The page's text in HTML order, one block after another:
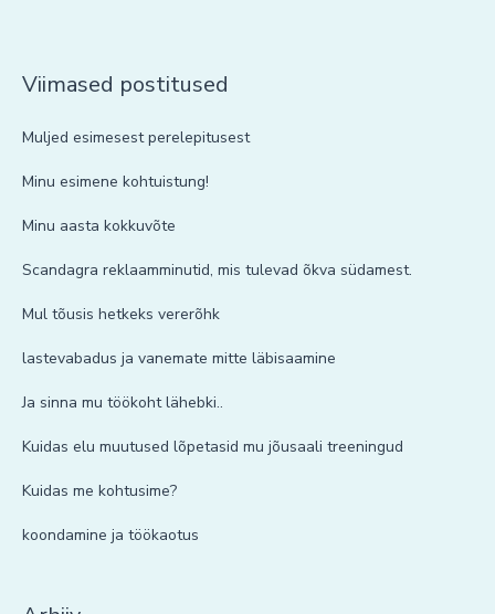
Viimased postitused
Muljed esimesest perelepitusest
Minu esimene kohtuistung!
Minu aasta kokkuvõte
Scandagra reklaamminutid, mis tulevad õkva südamest.
Mul tõusis hetkeks vererõhk
lastevabadus ja vanemate mitte läbisaamine
Ja sinna mu töökoht lähebki..
Kuidas elu muutused lõpetasid mu jõusaali treeningud
Kuidas me kohtusime?
koondamine ja töökaotus